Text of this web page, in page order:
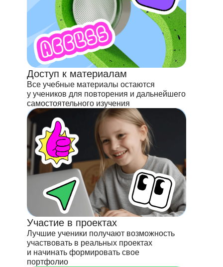
Доступ к материалам
Все учебные материалы остаются
у учеников для повторения и дальнейшего
самостоятельного изучения
Участие в проектах
Лучшие ученики получают возможность
участвовать в реальных проектах
и начинать формировать свое
портфолио